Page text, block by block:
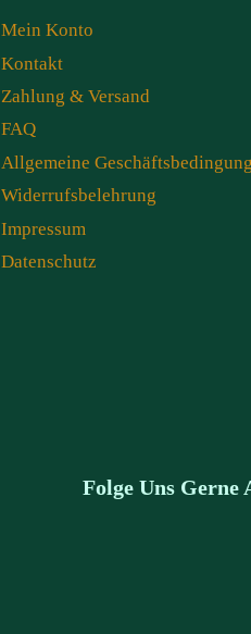
Mein Konto
Kontakt
Zahlung & Versand
FAQ
Allgemeine
Widerrufsbelehrung
Impressum
Datenschutz
Folge Uns Gerne